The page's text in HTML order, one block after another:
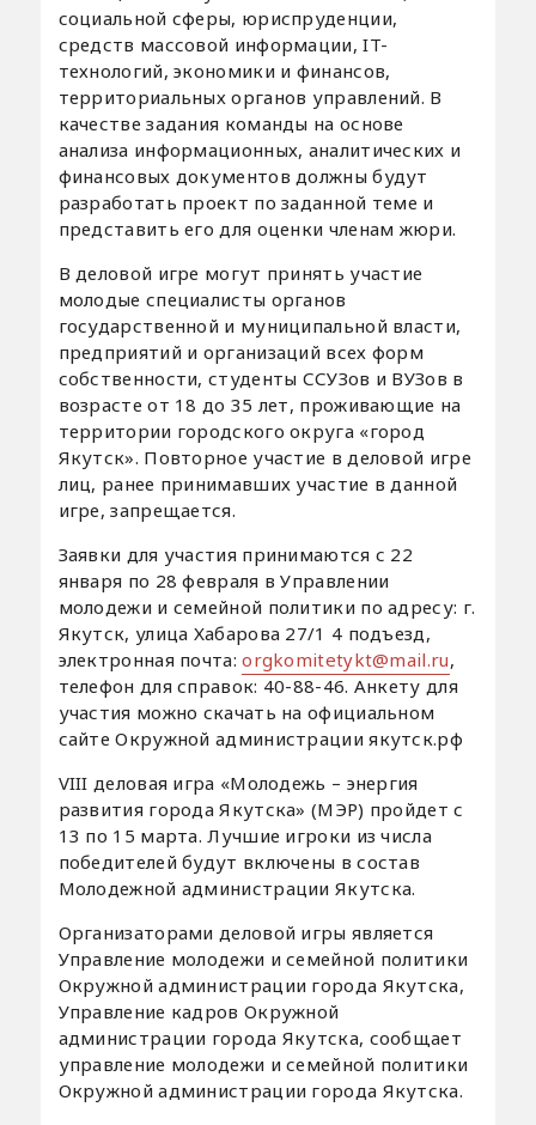
социальной сферы, юриспруденции,
средств массовой информации, IT-
технологий, экономики и финансов,
территориальных органов управлений. В
качестве задания команды на основе
анализа информационных, аналитических и
финансовых документов должны будут
разработать проект по заданной теме и
представить его для оценки членам жюри.
В деловой игре могут принять участие
молодые специалисты органов
государственной и муниципальной власти,
предприятий и организаций всех форм
собственности, студенты ССУЗов и ВУЗов в
возрасте от 18 до 35 лет, проживающие на
территории городского округа «город
Якутск». Повторное участие в деловой игре
лиц, ранее принимавших участие в данной
игре, запрещается.
Заявки для участия принимаются с 22
января по 28 февраля в Управлении
молодежи и семейной политики по адресу: г.
Якутск, улица Хабарова 27/1 4 подъезд,
электронная почта:orgkomitetykt@mail.ru,
телефон для справок: 40-88-46. Анкету для
участия можно скачать на официальном
сайте Окружной администрации якутск.рф
VIII деловая игра «Молодежь – энергия
развития города Якутска» (МЭР) пройдет с
13 по 15 марта. Лучшие игроки из числа
победителей будут включены в состав
Молодежной администрации Якутска.
Организаторами деловой игры является
Управление молодежи и семейной политики
Окружной администрации города Якутска,
Управление кадров Окружной
администрации города Якутска, сообщает
управление молодежи и семейной политики
Окружной администрации города Якутска.